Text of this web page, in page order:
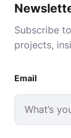
Subscribe
projects,
Email